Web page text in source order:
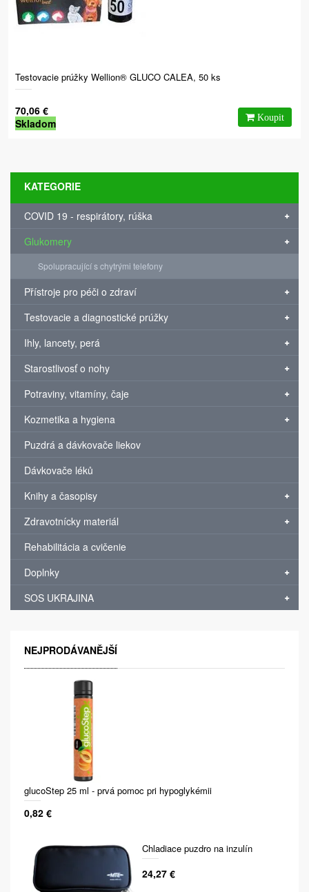
Testovacie prúžky Wellion® GLUCO CALEA, 50 ks
70,06 €
Skladom
KATEGORIE
COVID 19 - respirátory, rúška
Glukomery
Spolupracující s chytrými telefony
Přístroje pro péči o zdraví
Testovacie a diagnostické prúžky
Ihly, lancety, perá
Starostlivosť o nohy
Potraviny, vitamíny, čaje
Kozmetika a hygiena
Puzdrá a dávkovače liekov
Dávkovače léků
Knihy a časopisy
Zdravotnícky materiál
Rehabilitácia a cvičenie
Doplnky
SOS UKRAJINA
NEJPRODÁVANĚJŠÍ
glucoStep 25 ml - prvá pomoc pri hypoglykémii
0,82 €
Chladiace puzdro na inzulín
24,27 €